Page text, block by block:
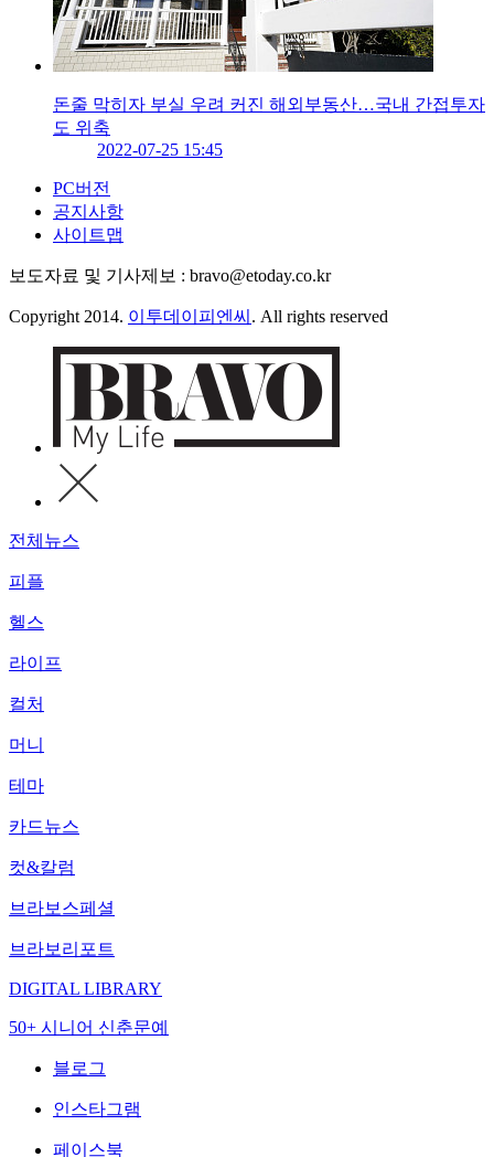
돈줄 막히자 부실 우려 커진 해외부동산…국내 간접투자
도 위축
2022-07-25 15:45
PC버전
공지사항
사이트맵
보도자료 및 기사제보 : bravo@etoday.co.kr
Copyright 2014. 이투데이피엔씨 . All rights reserved
전체뉴스
피플
헬스
라이프
컬처
머니
테마
카드뉴스
컷&칼럼
브라보스페셜
브라보리포트
DIGITAL LIBRARY
50+ 시니어 신춘문예
블로그
인스타그램
페이스북